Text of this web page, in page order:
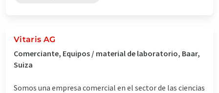
Vitaris AG
Comerciante, Equipos / material de laboratorio, Baar,
Suiza
Somos una empresa comercial en el sector de las ciencias